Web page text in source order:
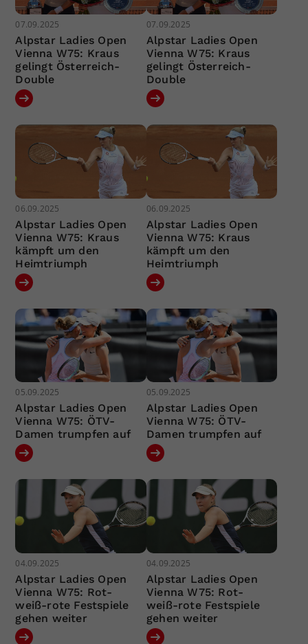
07.09.2025
Alpstar Ladies Open
Vienna W75: Kraus
gelingt Österreich-
Double
07.09.2025
Alpstar Ladies Open
Vienna W75: Kraus
gelingt Österreich-
Double
06.09.2025
Alpstar Ladies Open
Vienna W75: Kraus
kämpft um den
Heimtriumph
06.09.2025
Alpstar Ladies Open
Vienna W75: Kraus
kämpft um den
Heimtriumph
05.09.2025
Alpstar Ladies Open
Vienna W75: ÖTV-
Damen trumpfen auf
05.09.2025
Alpstar Ladies Open
Vienna W75: ÖTV-
Damen trumpfen auf
04.09.2025
Alpstar Ladies Open
Vienna W75: Rot-
weiß-rote Festspiele
gehen weiter
04.09.2025
Alpstar Ladies Open
Vienna W75: Rot-
weiß-rote Festspiele
gehen weiter